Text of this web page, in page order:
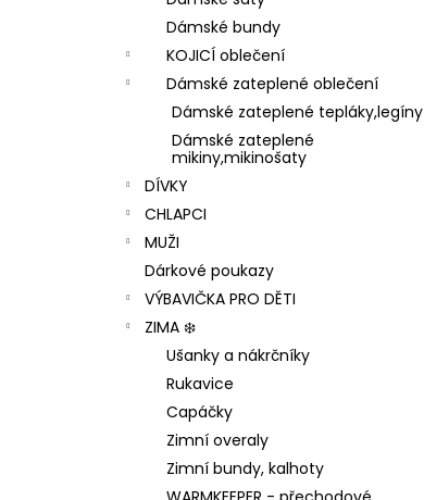
Dámské bundy
KOJICÍ oblečení
Dámské zateplené oblečení
Dámské zateplené tepláky,legíny
Dámské zateplené
mikiny,mikinošaty
DÍVKY
CHLAPCI
MUŽI
Dárkové poukazy
VÝBAVIČKA PRO DĚTI
ZIMA ❄️
Ušanky a nákrčníky
Rukavice
Capáčky
Zimní overaly
Zimní bundy, kalhoty
1 199 Kč